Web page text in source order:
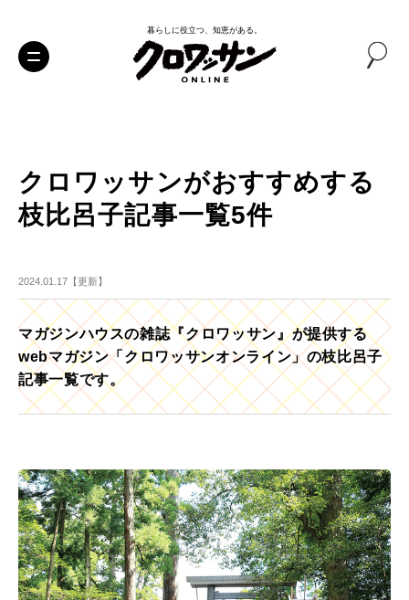
暮らしに役立つ、知恵がある。
クロワッサンがおすすめする
枝比呂子記事一覧5件
2024.01.17【更新】
マガジンハウスの雑誌『クロワッサン』が提供する
webマガジン「クロワッサンオンライン」の枝比呂子
記事一覧です。